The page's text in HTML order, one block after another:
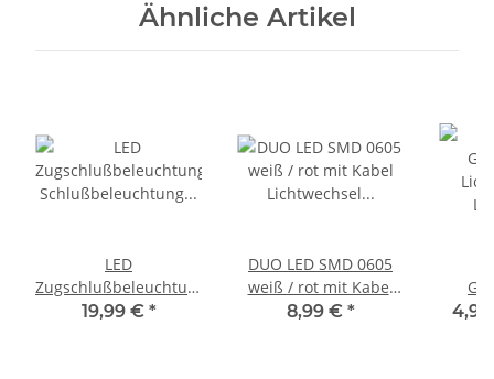
Ähnliche Artikel
LED
Zugschlußbeleuchtung
Schlußbeleuchtung
19,99 € *
DUO LED SMD 0605
weiß / rot mit Kabel
Lichtwechsel Loks
8,99 € *